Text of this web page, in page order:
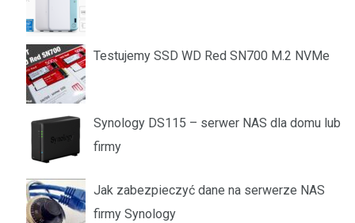
Testujemy SSD WD Red SN700 M.2 NVMe
Synology DS115 – serwer NAS dla domu lub
firmy
Jak zabezpieczyć dane na serwerze NAS
firmy Synology